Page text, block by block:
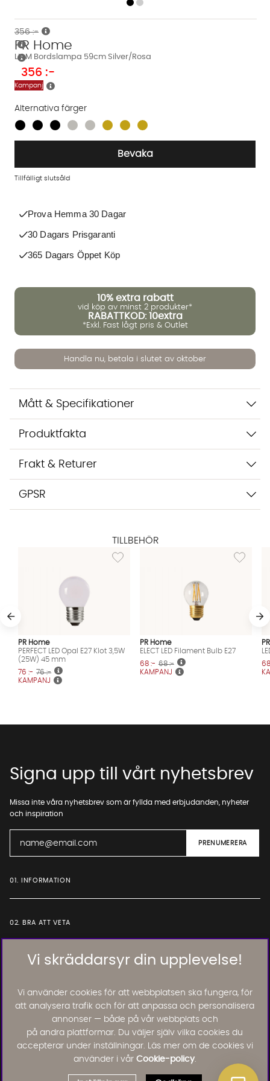
LIAM Bordslampa 59cm Silver/Rosa
PR Home
356 :-
356 :-
Kampanj
Bevaka
Tillfälligt slutsåld
Alternativa färger
Finns även i dessa färger:
Prova Hemma 30 Dagar
30 Dagars Prisgaranti
365 Dagars Öppet Köp
10% extra rabatt
vid köp av minst 2 produkter*
RABATTKOD: 10extra
*Exkl. Fast lågt pris & Outlet
Handla nu, betala i slutet av oktober
Mått & Specifikationer
Produktfakta
Frakt & Returer
GPSR
TILLBEHÖR
Lägg till i önskelista: PERFECT LED Opal
PR Home
PERFECT LED Opal E27 Klot 3,5W
(25W) 45 mm
KAMPANJ
76 :- 76 :-
Lägg till i
PR Home
ELECT LED Filament Bulb E27
KAMPANJ
68 :- 68 :-
Vi skräddarsyr din upplevelse!
Vi använder cookies för att webbplatsen ska fungera, för
att analysera trafik och för att anpassa och personalisera
annonser — både på vår webbplats och
på andra plattformar. Du väljer själv vilka cookies du
accepterar under inställningar. Läs mer om de cookies vi
använder i vår Cookie-policy.
Signa upp till vårt nyhetsbrev
Missa inte våra nyhetsbrev som är fyllda med erbjudanden, nyheter
och inspiration
01. INFORMATION
02. BRA ATT VETA
Läs och lämna kundomdömen:
sparas i upp till 24 timmar för att kunna hjälpa dig. Vi delar
inte dina uppgifter med tredje part. Läs mer i vår
Jag godkänner att konversationen sparas